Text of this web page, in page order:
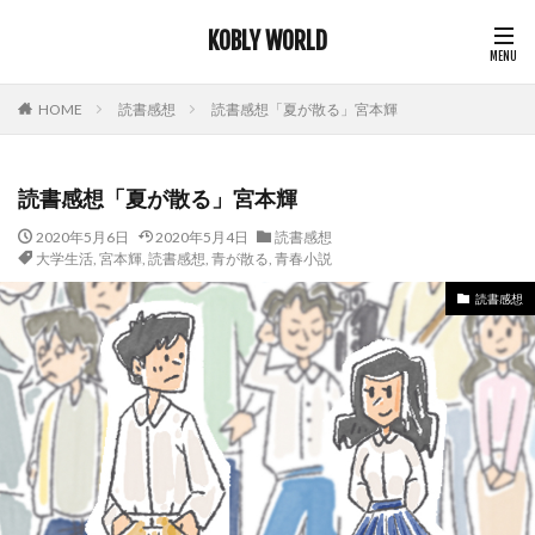
KOBLY WORLD
HOME 読書感想 読書感想「夏が散る」宮本輝
読書感想「夏が散る」宮本輝
2020年5月6日 2020年5月4日
読書感想
大学生活, 宮本輝, 読書感想, 青が散る, 青春小説
読書感想